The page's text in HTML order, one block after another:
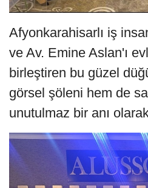
Afyonkarahisarlı iş
ve Av. Emine Aslan'ı
birleştiren bu güzel
görsel şöleni hem de
unutulmaz bir anı